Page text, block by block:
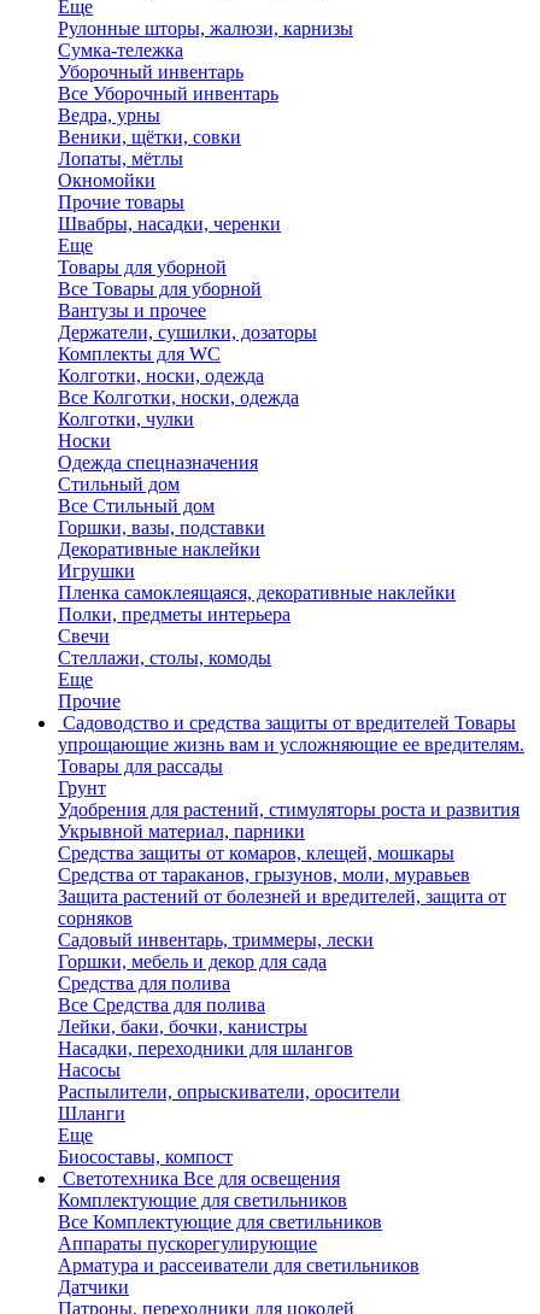
Еще
Рулонные шторы, жалюзи, карнизы
Сумка-тележка
Уборочный инвентарь
Все Уборочный инвентарь
Ведра, урны
Веники, щётки, совки
Лопаты, мётлы
Окномойки
Прочие товары
Швабры, насадки, черенки
Еще
Товары для уборной
Все Товары для уборной
Вантузы и прочее
Держатели, сушилки, дозаторы
Комплекты для WC
Колготки, носки, одежда
Все Колготки, носки, одежда
Колготки, чулки
Носки
Одежда спецназначения
Стильный дом
Все Стильный дом
Горшки, вазы, подставки
Декоративные наклейки
Игрушки
Пленка самоклеящаяся, декоративные наклейки
Полки, предметы интерьера
Свечи
Стеллажи, столы, комоды
Еще
Прочие
Садоводство и средства защиты от вредителей Товары
упрощающие жизнь вам и усложняющие ее вредителям.
Товары для рассады
Грунт
Удобрения для растений, стимуляторы роста и развития
Укрывной материал, парники
Средства защиты от комаров, клещей, мошкары
Средства от тараканов, грызунов, моли, муравьев
Защита растений от болезней и вредителей, защита от
сорняков
Садовый инвентарь, триммеры, лески
Горшки, мебель и декор для сада
Средства для полива
Все Средства для полива
Лейки, баки, бочки, канистры
Насадки, переходники для шлангов
Насосы
Распылители, опрыскиватели, оросители
Шланги
Еще
Биосоставы, компост
Светотехника Все для освещения
Комплектующие для светильников
Все Комплектующие для светильников
Аппараты пускорегулирующие
Арматура и рассеиватели для светильников
Датчики
Патроны, переходники для цоколей